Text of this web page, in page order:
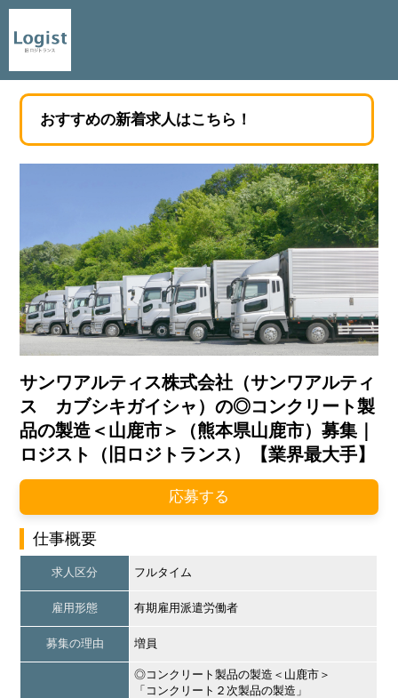
おすすめの新着求人はこちら！
サンワアルティス株式会社（サンワアルティ
ス カブシキガイシャ）の◎コンクリート製
品の製造＜山鹿市＞（熊本県山鹿市）募集｜
ロジスト（旧ロジトランス）【業界最大手】
応募する
仕事概要
求人区分 フルタイム
雇用形態 有期雇用派遣労働者
募集の理由 増員
◎コンクリート製品の製造＜山鹿市＞
「コンクリート２次製品の製造」